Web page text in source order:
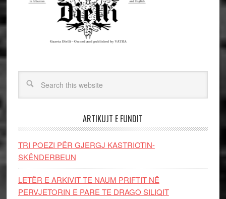
ARTIKUJT E FUNDIT
TRI POEZI PËR GJERGJ KASTRIOTIN-
SKËNDERBEUN
LETËR E ARKIVIT TE NAUM PRIFTIT NË
PERVJETORIN E PARE TE DRAGO SILIQIT